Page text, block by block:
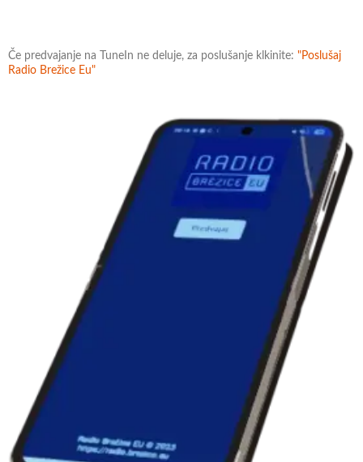
Če predvajanje na TuneIn ne deluje, za poslušanje klkinite: "Poslušaj
Radio Brežice Eu"